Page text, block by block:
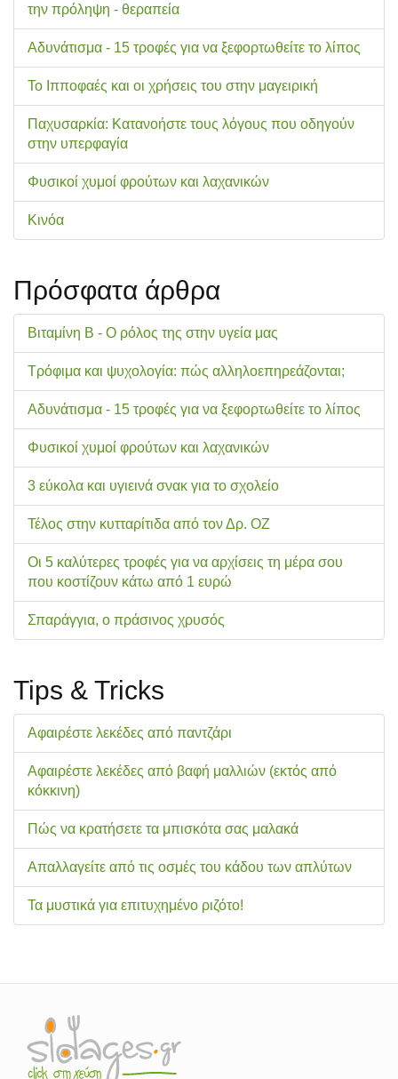
την πρόληψη - θεραπεία
Αδυνάτισμα - 15 τροφές για να ξεφορτωθείτε το λίπος
Το Ιπποφαές και οι χρήσεις του στην μαγειρική
Παχυσαρκία: Κατανοήστε τους λόγους που οδηγούν
στην υπερφαγία
Φυσικοί χυμοί φρούτων και λαχανικών
Κινόα
Πρόσφατα άρθρα
Βιταμίνη Β - Ο ρόλος της στην υγεία μας
Τρόφιμα και ψυχολογία: πώς αλληλοεπηρεάζονται;
Αδυνάτισμα - 15 τροφές για να ξεφορτωθείτε το λίπος
Φυσικοί χυμοί φρούτων και λαχανικών
3 εύκολα και υγιεινά σνακ για το σχολείo
Τέλος στην κυτταρίτιδα από τον Δρ. ΟΖ
Οι 5 καλύτερες τροφές για να αρχίσεις τη μέρα σου
που κοστίζουν κάτω από 1 ευρώ
Σπαράγγια, ο πράσινος χρυσός
Tips & Tricks
Αφαιρέστε λεκέδες από παντζάρι
Αφαιρέστε λεκέδες από βαφή μαλλιών (εκτός από
κόκκινη)
Πώς να κρατήσετε τα μπισκότα σας μαλακά
Απαλλαγείτε από τις οσμές του κάδου των απλύτων
Τα μυστικά για επιτυχημένο ριζότο!